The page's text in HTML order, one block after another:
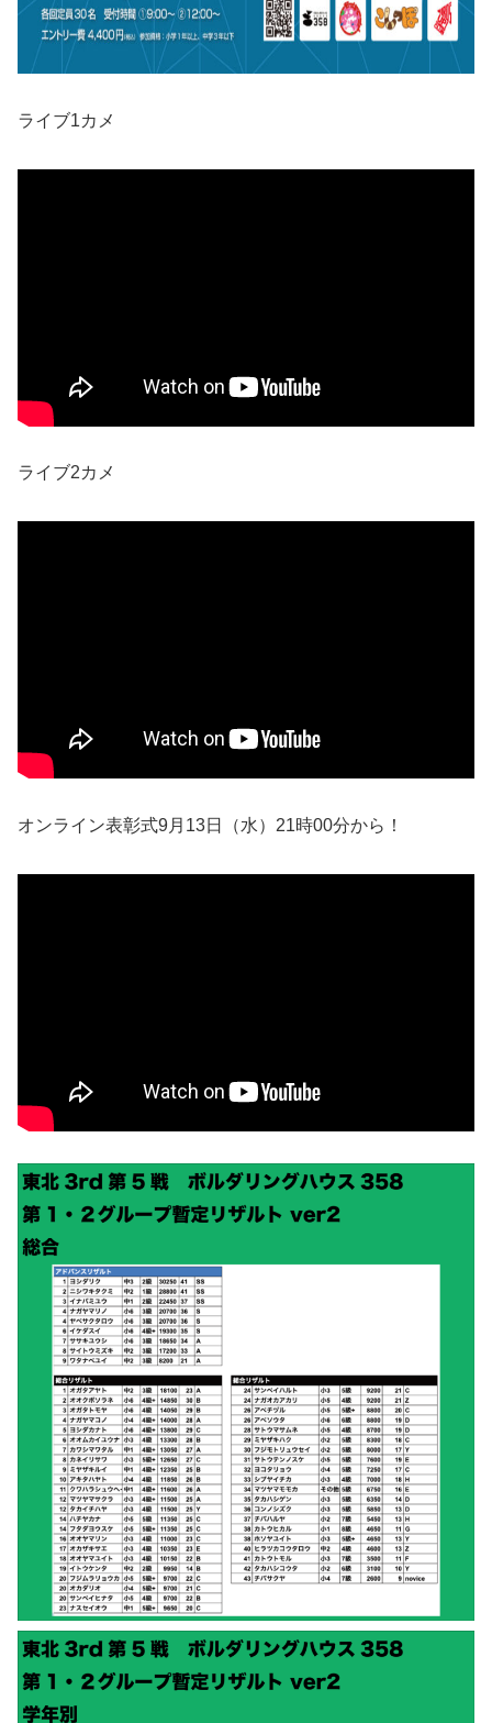
ライブ1カメ
ライブ2カメ
オンライン表彰式9月13日（水）21時00分から！